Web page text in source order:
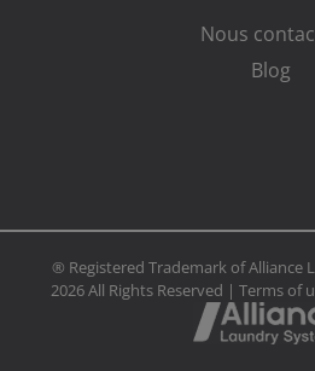
Nous
Blog
® Registered Trademark of Alliance
2026 All Rights Reserved | Terms of